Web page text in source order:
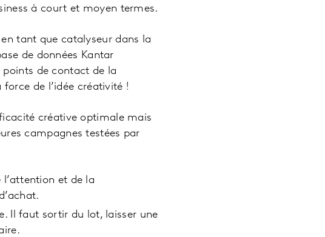
à court et moyen termes.
tant que catalyseur dans la
de données Kantar
points de contact de la
de l’idée créativité !
créative optimale mais
campagnes testées par
l’attention et de la
Il faut sortir du lot, laisser une